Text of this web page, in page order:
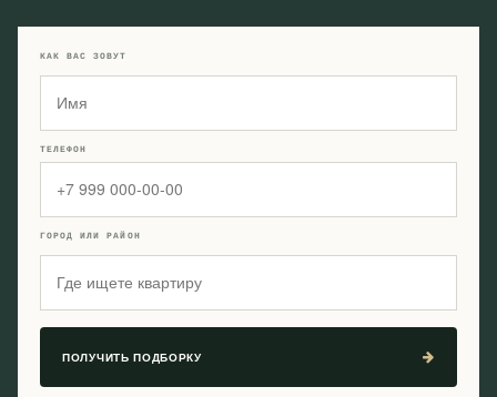
КАК ВАС ЗОВУТ
ТЕЛЕФОН
ГОРОД ИЛИ РАЙОН
ПОЛУЧИТЬ ПОДБОРКУ